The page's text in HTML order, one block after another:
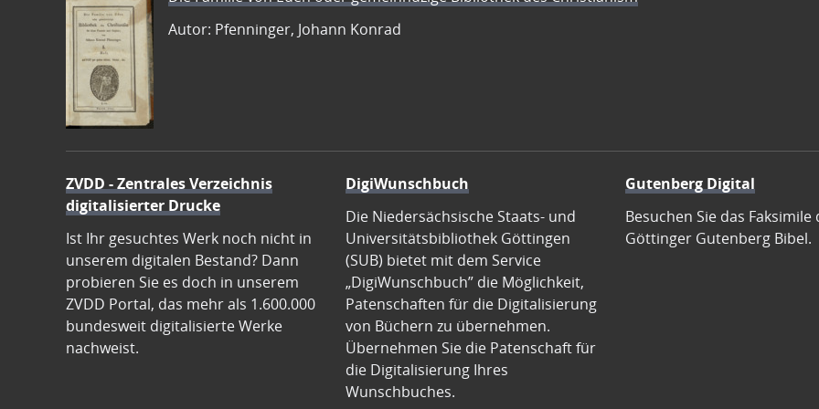
Autor: Pfenninger, Johann Konrad
ZVDD - Zentrales Verzeichnis
digitalisierter Drucke
Ist Ihr gesuchtes Werk noch nicht in
unserem digitalen Bestand? Dann
probieren Sie es doch in unserem
ZVDD Portal, das mehr als 1.600.000
bundesweit digitalisierte Werke
nachweist.
DigiWunschbuch
Die Niedersächsische Staats- und
Universitätsbibliothek Göttingen
(SUB) bietet mit dem Service
„DigiWunschbuch” die Möglichkeit,
Patenschaften für die Digitalisierung
von Büchern zu übernehmen.
Übernehmen Sie die Patenschaft für
die Digitalisierung Ihres
Wunschbuches.
Gutenberg Digital
Besuchen Sie das Faksimile
Göttinger Gutenberg Bibel.